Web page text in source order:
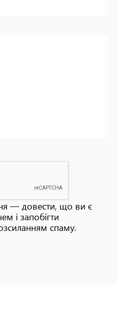
— довести, що ви є
і запобігти
спаму.